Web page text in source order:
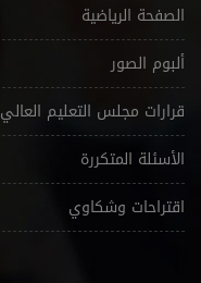
الصفحة الرياضية
ألبوم الصور
قرارات مجلس التعليم العالي
الأسئلة المتكررة
اقتراحات وشكاوي